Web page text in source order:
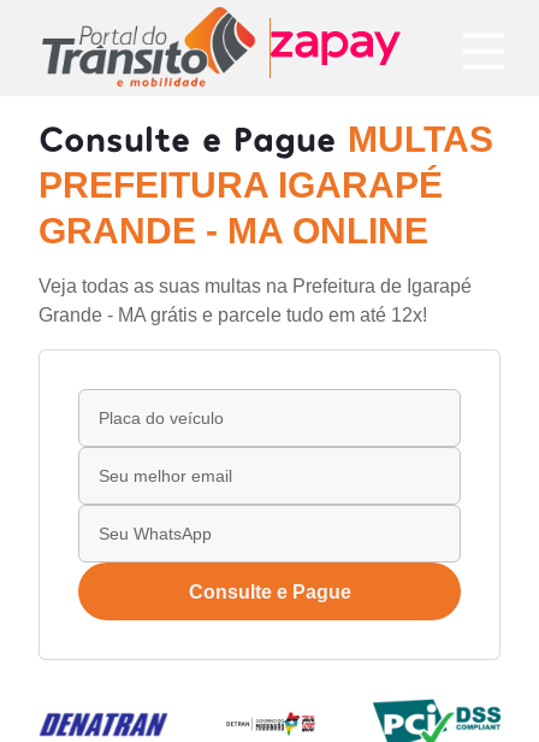
Consulte e Pague MULTAS
PREFEITURA IGARAPÉ
GRANDE - MA ONLINE
Veja todas as suas multas na Prefeitura de Igarapé
Grande - MA grátis e parcele tudo em até 12x!
Consulte e Pague